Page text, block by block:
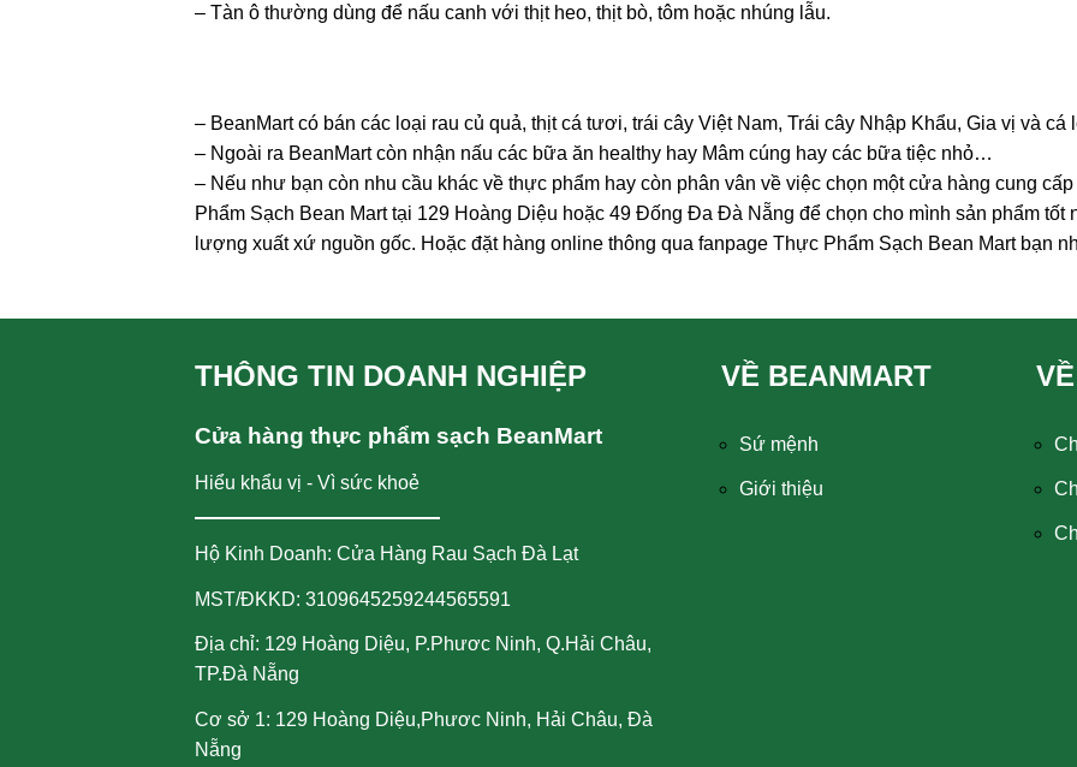
– Tàn ô thường dùng để nấu canh với thịt heo, thịt bò, tôm hoặc nhúng lẫu.
– BeanMart có bán các loại rau củ quả, thịt cá tươi, trái cây Việt Nam, Trái cây Nhập Khẩu, Gia vị và
– Ngoài ra BeanMart còn nhận nấu các bữa ăn healthy hay Mâm cúng hay các bữa tiệc nhỏ…
– Nếu như bạn còn nhu cầu khác về thực phẩm hay còn phân vân về việc chọn một cửa hàng cung
Phẩm Sạch Bean Mart tại 129 Hoàng Diệu hoặc 49 Đống Đa Đà Nẵng để chọn cho mình sản phẩm tốt
lượng xuất xứ nguồn gốc. Hoặc đặt hàng online thông qua fanpage Thực Phẩm Sạch Bean Mart bạn
THÔNG TIN DOANH NGHIỆP
Cửa hàng thực phẩm sạch BeanMart
Hiểu khẩu vị - Vì sức khoẻ
Hộ Kinh Doanh: Cửa Hàng Rau Sạch Đà Lạt
MST/ĐKKD: 3109645259244565591
Địa chỉ: 129 Hoàng Diệu, P.Phươc Ninh, Q.Hải Châu,
TP.Đà Nẵng
Cơ sở 1: 129 Hoàng Diệu,Phươc Ninh, Hải Châu, Đà
Nẵng
VỀ BEANMART
Sứ mệnh
Giới thiệu